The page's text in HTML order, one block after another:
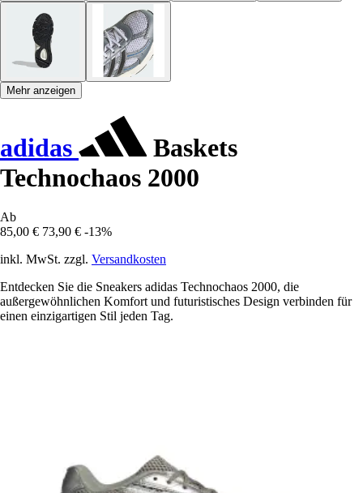
Mehr anzeigen
adidas
Baskets
Technochaos 2000
Ab
85,00 € 73,90 € -13%
inkl. MwSt. zzgl. Versandkosten
Entdecken Sie die Sneakers adidas Technochaos 2000, die
außergewöhnlichen Komfort und futuristisches Design verbinden für
einen einzigartigen Stil jeden Tag.